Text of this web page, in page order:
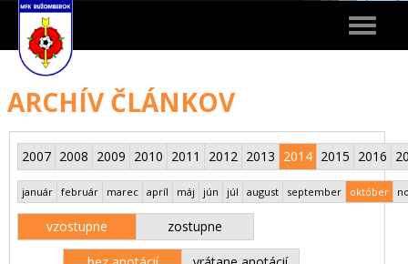
Toggle
ARCHÍV ČLÁNKOV
2007 2008 2009 2010 2011 2012 2013 2014 2015 2016
január február marec apríl máj jún júl august september október
vzostupne zostupne